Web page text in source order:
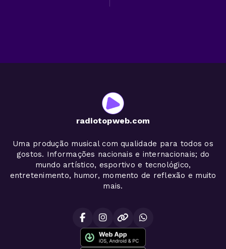
radiotopweb.com
Uma produção musical com qualidade para todos os
gostos. Informações nacionais e internacionais; do
mundo artístico, esportivo e tecnológico,
entretenimento, humor, momento de reflexão e muito
mais.